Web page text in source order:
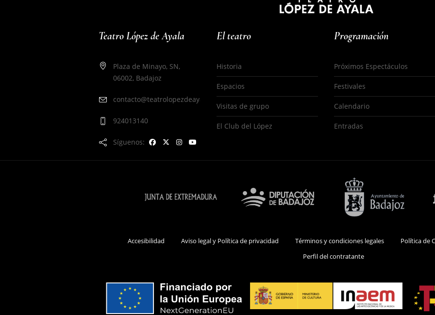
Teatro López de Ayala
Plaza de Minayo, SN,
06002, Badajoz
contacto@teatrolopezdeayala.es
924013140
Síguenos:
El teatro
Historia
Espacios
Visitas de grupo
El Club del López
Programación
Próximos Espectáculos
Festivales
Calendario
Entradas
Accesibilidad Aviso legal y Política de privacidad Términos y condiciones legales Política de
Perfil del contratante